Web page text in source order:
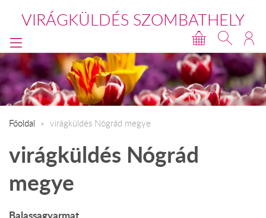
VIRÁGKÜLDÉS SZOMBATHELY
Főoldal virágküldés Nógrád megye
virágküldés Nógrád
megye